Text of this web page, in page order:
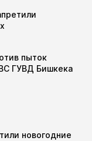
пыток
ГУВД Бишкека
новогодние